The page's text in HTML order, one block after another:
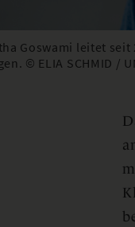
Goswami leitet
© ELIA SCHMID /